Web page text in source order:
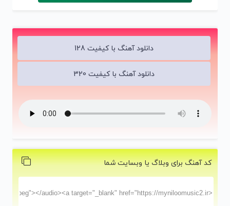
دانلود آهنگ با کیفیت 128
دانلود آهنگ با کیفیت 320
کد آهنگ برای وبلاگ یا وبسایت شما